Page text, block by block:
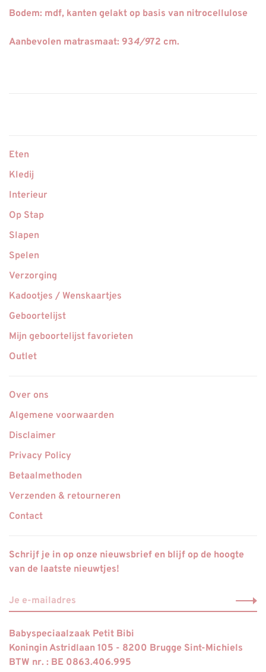
Bodem: mdf, kanten gelakt op basis van nitrocellulose
Aanbevolen matrasmaat: 934/972 cm.
Eten
Kledij
Interieur
Op Stap
Slapen
Spelen
Verzorging
Kadootjes / Wenskaartjes
Geboortelijst
Mijn geboortelijst favorieten
Outlet
Over ons
Algemene voorwaarden
Disclaimer
Privacy Policy
Betaalmethoden
Verzenden & retourneren
Contact
Schrijf je in op onze nieuwsbrief en blijf op de hoogte
van de laatste nieuwtjes!
Babyspeciaalzaak Petit Bibi
Koningin Astridlaan 105 - 8200 Brugge Sint-Michiels
BTW nr. : BE 0863.406.995